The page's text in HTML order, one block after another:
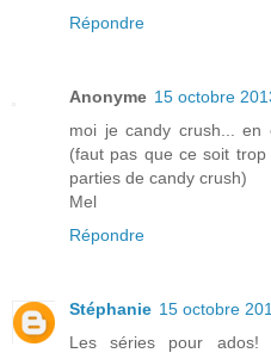
Répondre
Anonyme 15 octobre
moi je candy crush... en
(faut pas que ce soit
parties de candy crush)
Mel
Répondre
Stéphanie 15 octobre
Les séries pour